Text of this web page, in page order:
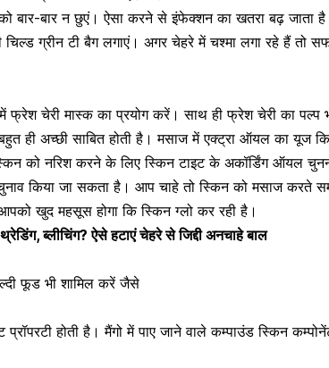
बार-बार न छुएं। ऐसा करने से इंफेक्शन का खतरा बढ़ जाता
चिल्डग्रीन टी बैग लगाएं। अगर चेहरे में चश्मा लगा रहे हैं तो
फ्रेश चेरी मास्क का प्रयोग करें। साथ ही फ्रेश चेरी का पल्प
ही अच्छी साबित होती है। मसाज में एक्ट्रा ऑयल का यूज
को नरिश करने के लिए स्किन टाइट के अकॉर्डिंग ऑयल
किया जा सकता है। आप चाहे तो स्किन को मसाज करते
खुद महसूस होगा कि स्किन ग्लो कर रही है।
ब्लीचिंग? ऐसे हटाएं चेहरे से जिद्दी अनचाहे बाल
फूड भी शामिल करें जैसे
होती है। मैंगो में पाए जाने वाले कम्पाउंड स्किन